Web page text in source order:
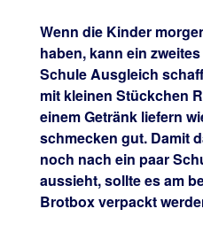
Wenn die Kinder
haben, kann ein
Schule Ausgleich
mit kleinen Stückchen
einem Getränk liefern
schmecken gut. Damit
noch nach ein paar
aussieht, sollte es am
Brotbox verpackt